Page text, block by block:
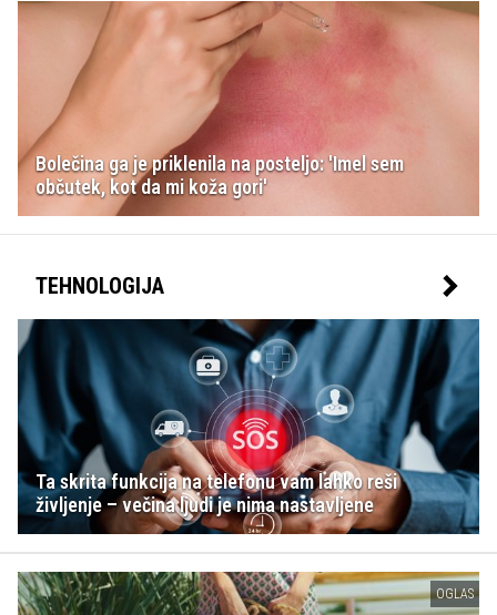
Bolečina ga je priklenila na posteljo: 'Imel sem
občutek, kot da mi koža gori'
TEHNOLOGIJA
Ta skrita funkcija na telefonu vam lahko reši
življenje – večina ljudi je nima nastavljene
OGLAS